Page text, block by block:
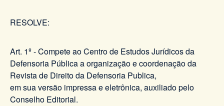
RESOLVE:
Art. 1º - Compete ao Centro de Estudos Jurídicos da
Defensoria Pública a organização e coordenação da
Revista de Direito da Defensoria Publica,
em sua versão impressa e eletrônica, auxiliado pelo
Conselho Editorial.